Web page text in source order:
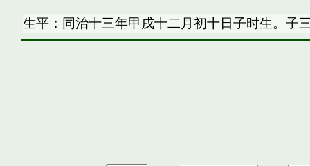
生平：同治十三年甲戌十二月初十日子时生。子